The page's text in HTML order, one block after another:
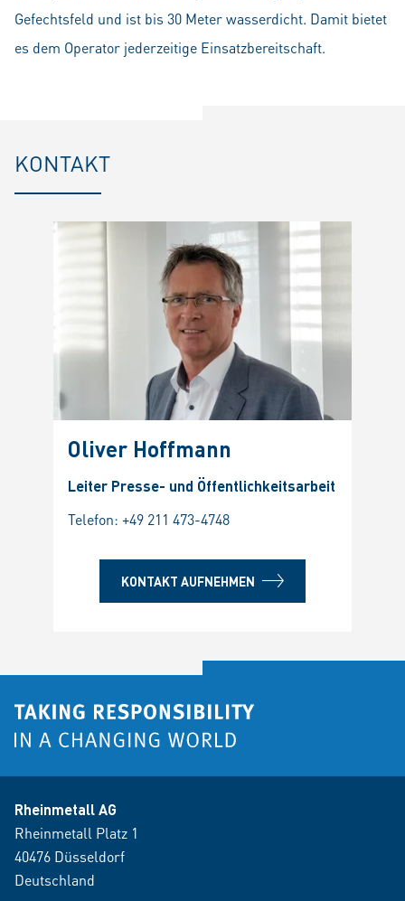
Gefechtsfeld und ist bis 30 Meter wasserdicht. Damit bietet
es dem Operator jederzeitige Einsatzbereitschaft.
KONTAKT
Oliver Hoffmann
Leiter Presse- und Öffentlichkeitsarbeit
Telefon: +49 211 473-4748
KONTAKT AUFNEHMEN
Rheinmetall AG
Rheinmetall Platz 1
40476 Düsseldorf
Deutschland